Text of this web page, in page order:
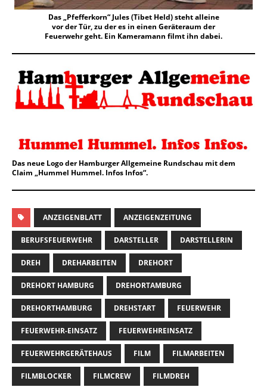
Das „Pfefferkorn“ Jules (Tibet Held) steht alleine
vor der Tür, zu der es in einen Geräteraum der
Feuerwehr geht. Ein Kameramann filmt ihn dabei.
Das neue Logo der Hamburger Allgemeine Rundschau mit dem
Claim „Hummel Hummel. Infos Infos“.
ANZEIGENBLATT ANZEIGENZEITUNG
BERUFSFEUERWEHR DARSTELLER DARSTELLERIN
DREH DREHARBEITEN DREHORT
DREHORT HAMBURG DREHORTAMBURG
DREHORTHAMBURG DREHSTART FEUERWEHR
FEUERWEHR-EINSATZ FEUERWEHREINSATZ
FEUERWEHRGERÄTEHAUS FILM FILMARBEITEN
FILMBLOCKER FILMCREW FILMDREH